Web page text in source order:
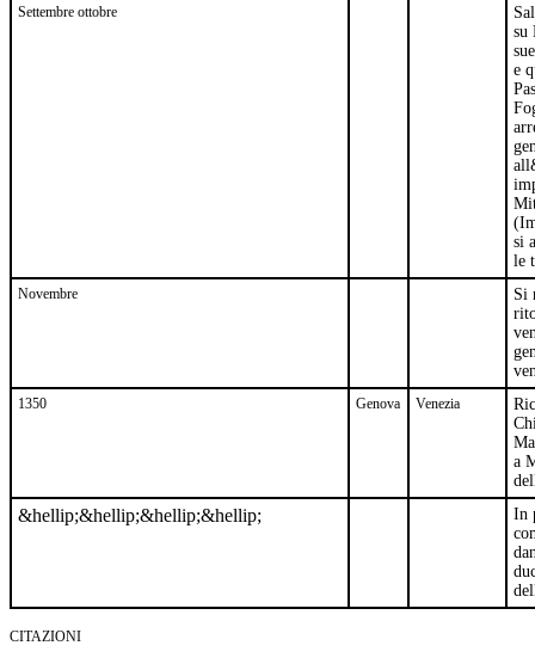
Settembre ottobre
su
e
si
le
Novembre
Si
1350 Genova Venezia
a
&hellip;&hellip;&hellip;&hellip;
In
CITAZIONI